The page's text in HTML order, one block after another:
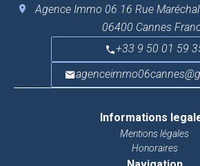
Agence Immo 06 16 Rue
06400 Cannes
+33 9 50 01 59
Informations
Mentions légales
Honoraires